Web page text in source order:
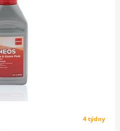
4 týdny